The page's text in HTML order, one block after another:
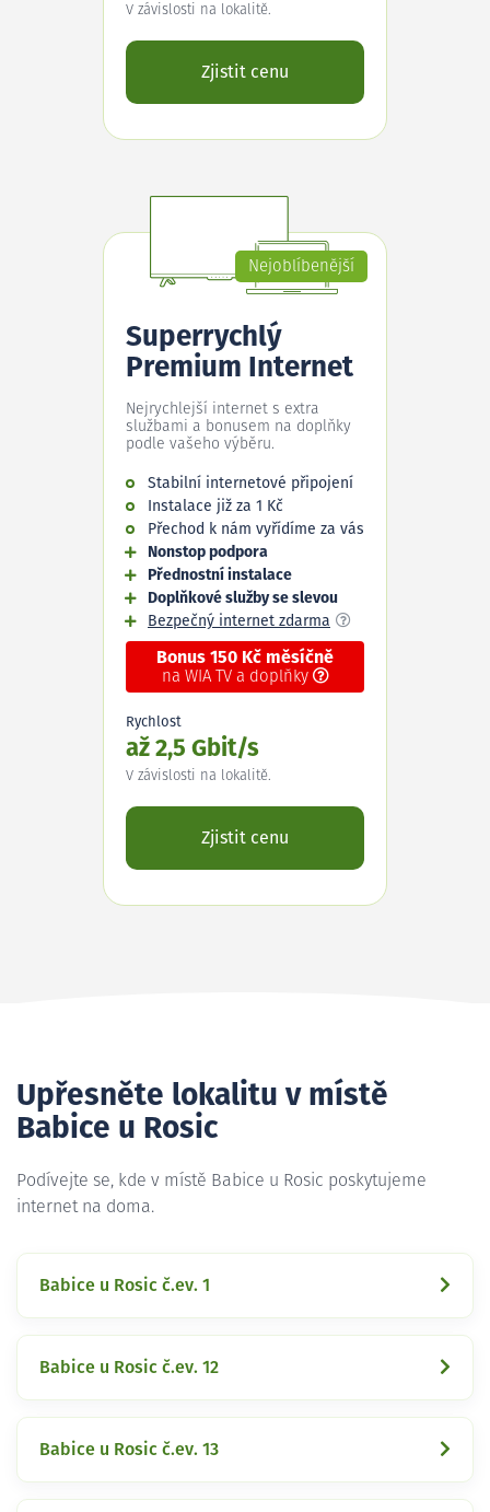
V závislosti na lokalitě.
Zjistit cenu
Nejoblíbenější
Superrychlý
Premium Internet
Nejrychlejší internet s extra
službami a bonusem na doplňky
podle vašeho výběru.
Stabilní internetové připojení
Instalace již za 1 Kč
Přechod k nám vyřídíme za vás
Nonstop podpora
Přednostní instalace
Doplňkové služby se slevou
Bezpečný internet zdarma
Bonus 150 Kč měsíčně
na WIA TV a doplňky
Rychlost
až 2,5 Gbit/s
V závislosti na lokalitě.
Zjistit cenu
Upřesněte lokalitu v místě
Babice u Rosic
Podívejte se, kde v místě Babice u Rosic poskytujeme
internet na doma.
Babice u Rosic č.ev. 1
Babice u Rosic č.ev. 12
Babice u Rosic č.ev. 13